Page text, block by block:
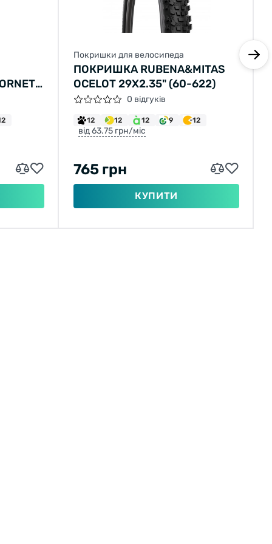
Покришки для велосипеда
ПОКРИШКА RUBENA&MITAS
OCELOT 29X2.35" (60-622)
0 відгуків
12 12 12 9 12
від 63.75 грн/міс
765 грн
КУПИТИ